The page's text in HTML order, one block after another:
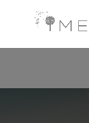
fbq('init',
affirmative consent